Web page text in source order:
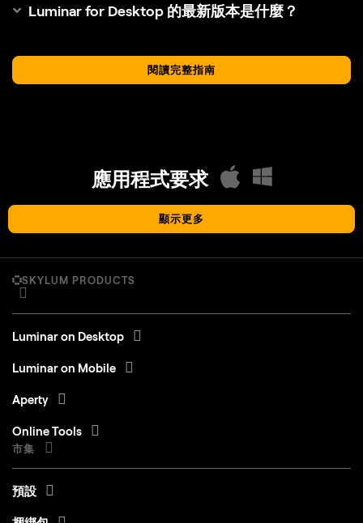
Luminar for Desktop 的最新版本是什麼？
閱讀完整指南
應用程式要求
macOS
Mac 款式
初或更新機型
處理器 CPU Intel® Core™ i5 8gen 或更高版本
OS版本
RAM
磁盤空間
顯示更多
SKYLUM PRODUCTS
Luminar on Desktop
Luminar on Mobile
Aperty
Online Tools
市集
預設